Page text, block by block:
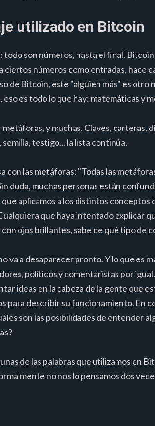
utilizado en Bitcoin
todo son números, hasta el final.
ciertos números como entradas, hace
de Bitcoin, este "alguien más" es otro
es todo lo que hay: matemáticas y
y muchas. Claves, carteras,
testigo... la lista continúa.
con las metáforas: "Todas las
duda, muchas personas están
aplicamos a los distintos conceptos
que haya intentado explicar
ojos brillantes, sabe de qué tipo de
va a desaparecer pronto. Y lo que es
políticos y comentaristas por
ideas en la cabeza de la gente que
para describir su funcionamiento. En
son las posibilidades de entender
de las palabras que utilizamos en
no nos lo pensamos dos